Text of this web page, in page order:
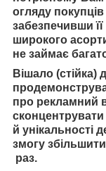
огляду
забезпечивши
широкого
не займає
Вішало (стійка)
про рекламний
сконцентрувати
й унікальності
змогу
раз.